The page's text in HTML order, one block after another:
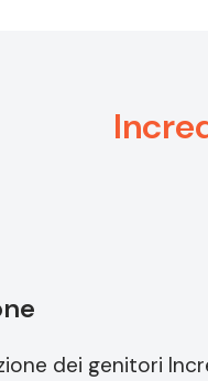
dei genitori